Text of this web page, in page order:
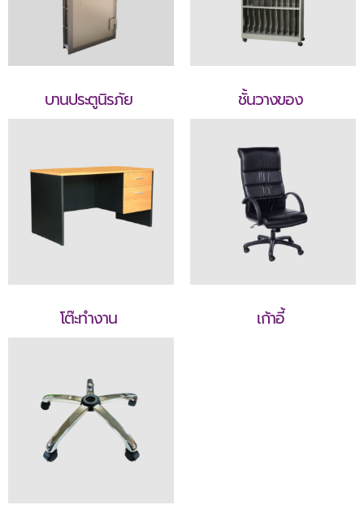
บานประตูนิรภัย ชั้นวางของ
โต๊ะทำงาน เก้าอี้